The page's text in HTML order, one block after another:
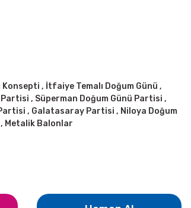
Konsepti , İtfaiye Temalı Doğum Günü ,
Partisi , Süperman Doğum Günü Partisi ,
, Galatasaray Partisi , Niloya Doğum
, Metalik Balonlar